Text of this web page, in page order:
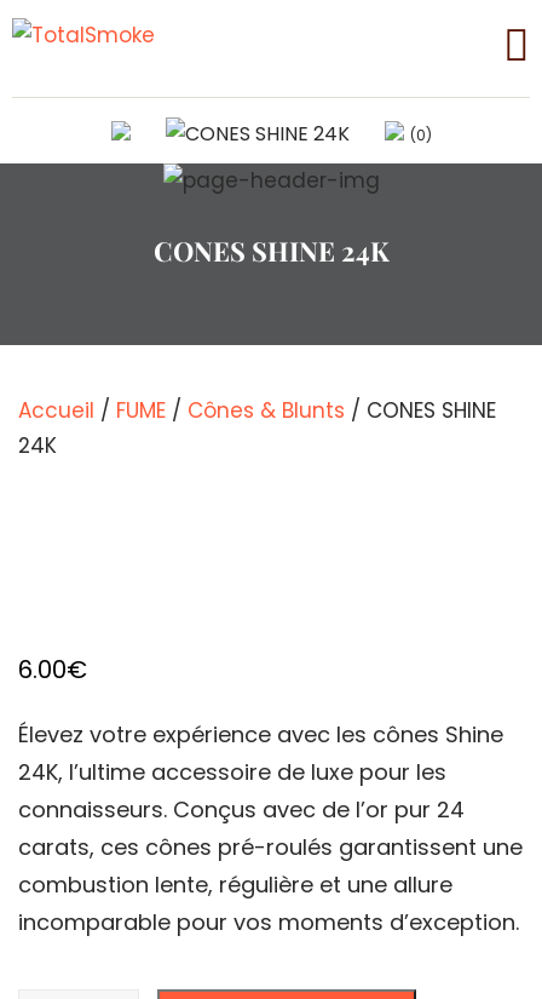
(0)
CONES SHINE 24K
Accueil / FUME / Cônes & Blunts / CONES SHINE
24K
6.00€
Élevez votre expérience avec les cônes Shine
24K, l’ultime accessoire de luxe pour les
connaisseurs. Conçus avec de l’or pur 24
carats, ces cônes pré-roulés garantissent une
combustion lente, régulière et une allure
incomparable pour vos moments d’exception.